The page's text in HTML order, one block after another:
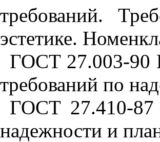
требований.
эстетике.
ГОСТ 27.003-90
требований по
ГОСТ 27.410-87
надежности и